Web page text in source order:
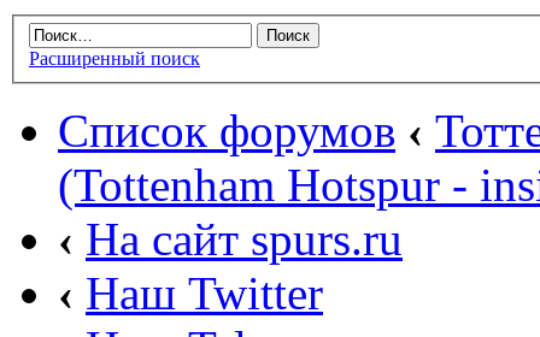
Расширенный поиск
Список форумов ‹
(Tottenham Hotspur -
‹ На сайт spurs.ru
‹ Наш Twitter